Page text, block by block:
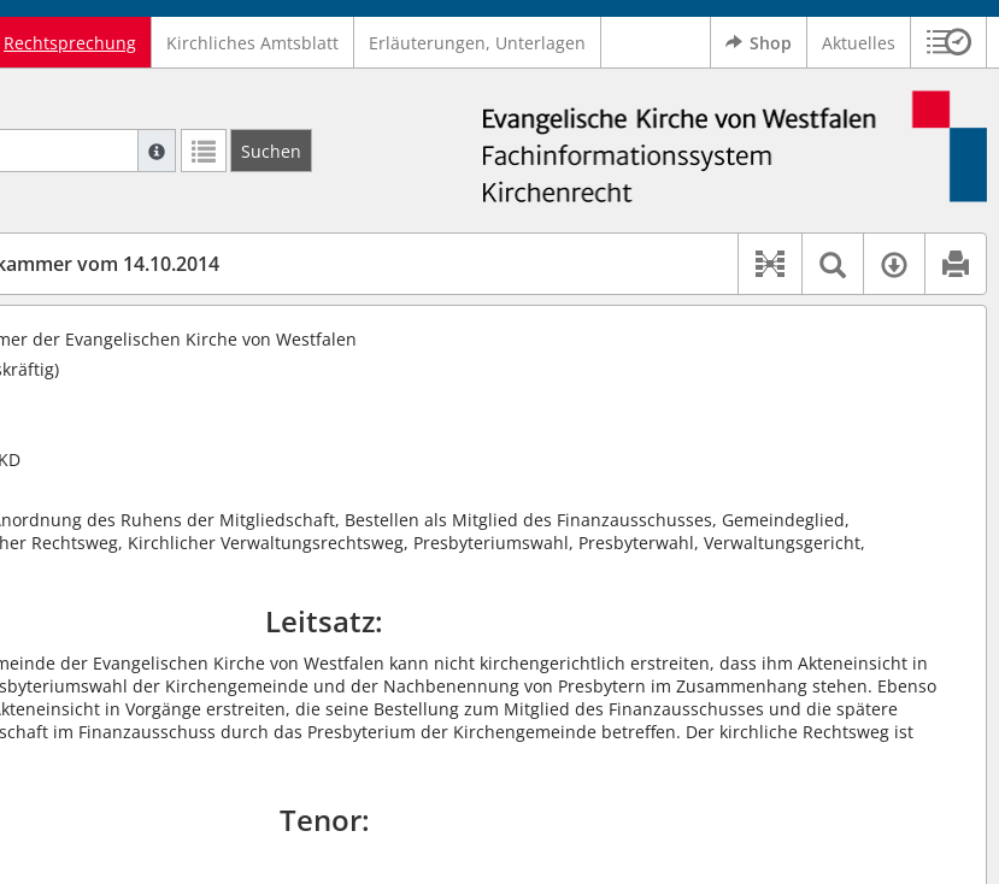
Rechtsprechung Kirchliches Amtsblatt Erläuterungen, Unterlagen Shop Aktuelles
Suche mit Platzhalter "*", Bsp. Pfarrer*, findet auch: "Pfarrerinitiative" oder "Pfarrerausschuss".
Weitere Suchoperatoren finden Sie in unserer Hilfe.
Suchen
vom 14.10.2014
Dokument-
Textsuche
der Evangelischen Kirche von Westfalen
des Ruhens der Mitgliedschaft, Bestellen als Mitglied des Finanzausschusses, Gemeindeglied,
Rechtsweg, Kirchlicher Verwaltungsrechtsweg, Presbyteriumswahl, Presbyterwahl, Verwaltungsgericht,
Leitsatz:
der Evangelischen Kirche von Westfalen kann nicht kirchengerichtlich erstreiten, dass ihm Akteneinsicht in
der Kirchengemeinde und der Nachbenennung von Presbytern im Zusammenhang stehen. Ebenso
in Vorgänge erstreiten, die seine Bestellung zum Mitglied des Finanzausschusses und die spätere
im Finanzausschuss durch das Presbyterium der Kirchengemeinde betreffen. Der kirchliche Rechtsweg ist
Tenor: